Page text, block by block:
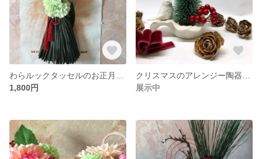
1,800円
展示中